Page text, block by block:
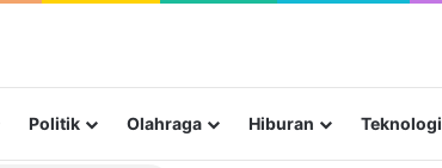
Politik Olahraga Hiburan Teknologi